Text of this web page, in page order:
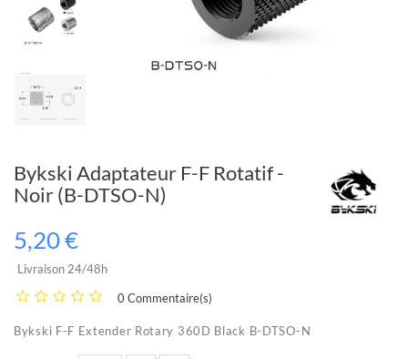
Bykski Adaptateur F-F Rotatif -
Noir (B-DTSO-N)
5,20 €
Livraison 24/48h
0 Commentaire(s)
Bykski F-F Extender Rotary 360D Black B-DTSO-N